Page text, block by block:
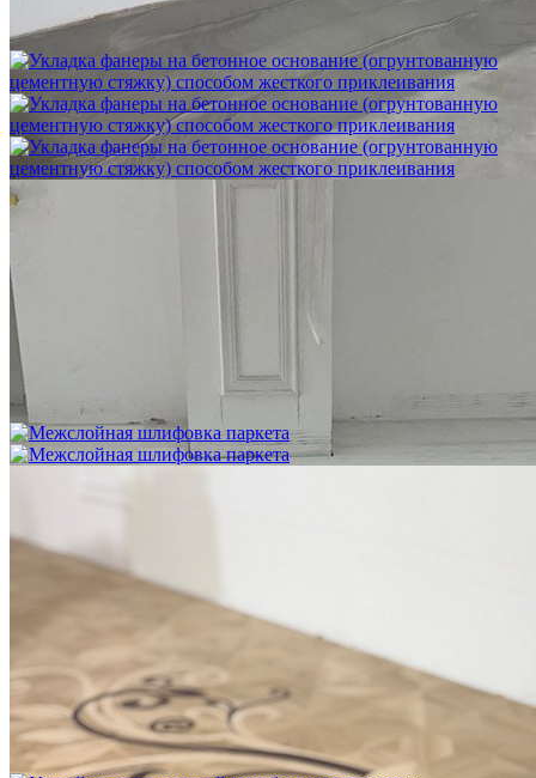
Шлифовка стяжки с сохранением уклона
1 500 ₽
Укладка фанеры на бетонное основание (огрунтованную
цементную стяжку) способом жесткого приклеивания
750 ₽
Межслойная шлифовка паркета
1 200 ₽